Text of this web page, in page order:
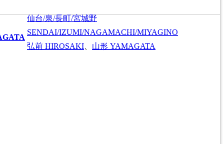
仙台/泉/長町/宮城野
SENDAI/IZUMI/NAGAMACHI/MIYAGINO
弘前 HIROSAKI 山形 YAMAGATA